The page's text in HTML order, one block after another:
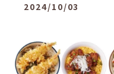
2024/10/03